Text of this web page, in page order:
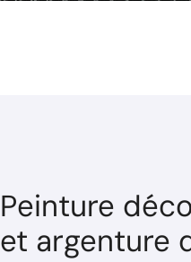
Peinture
et argenture